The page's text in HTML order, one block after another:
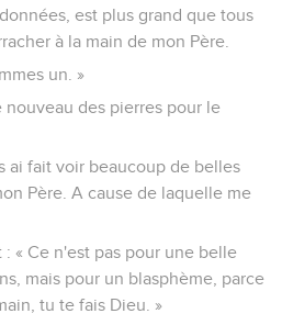
est plus grand que tous
à la main de mon Père.
un. »
des pierres pour le
ai fait voir beaucoup de belles
Père. A cause de laquelle me
« Ce n'est pas pour une belle
mais pour un blasphème, parce
tu te fais Dieu. »